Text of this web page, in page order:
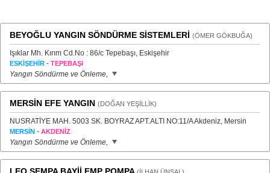
BEYOĞLU YANGIN SÖNDÜRME SİSTEMLERİ (ÖMER GÖKBUĞA)
Işıklar Mh. Kırım Cd.No : 86/c Tepebaşı, Eskişehir
ESKİŞEHİR - TEPEBAŞI
Yangın Söndürme ve Önleme,
MERSİN EFE YANGIN (DOĞAN YEŞİLLİK)
NUSRATİYE MAH. 5003 SK. BOYRAZ APT.ALTI NO:11/A Akdeniz, Mersin
MERSİN - AKDENİZ
Yangın Söndürme ve Önleme,